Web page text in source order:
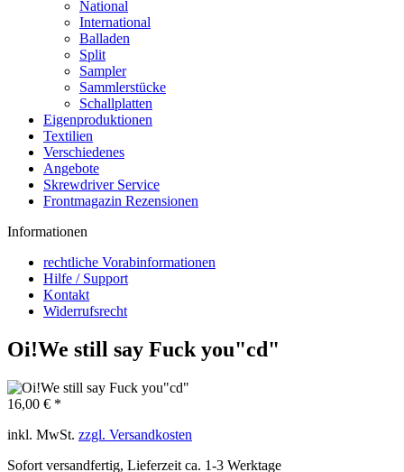
National
International
Balladen
Split
Sampler
Sammlerstücke
Schallplatten
Eigenproduktionen
Textilien
Verschiedenes
Angebote
Skrewdriver Service
Frontmagazin Rezensionen
Informationen
rechtliche Vorabinformationen
Hilfe / Support
Kontakt
Widerrufsrecht
Oi!We still say Fuck you"cd"
16,00 € *
inkl. MwSt. zzgl. Versandkosten
Sofort versandfertig, Lieferzeit ca. 1-3 Werktage